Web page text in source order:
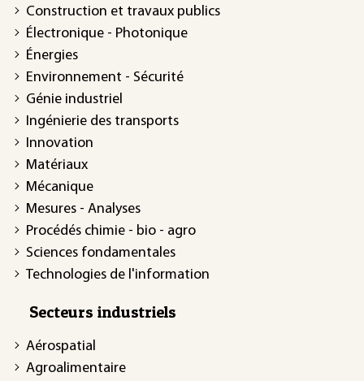
Construction et travaux publics
Électronique - Photonique
Énergies
Environnement - Sécurité
Génie industriel
Ingénierie des transports
Innovation
Matériaux
Mécanique
Mesures - Analyses
Procédés chimie - bio - agro
Sciences fondamentales
Technologies de l'information
Secteurs industriels
Aérospatial
Agroalimentaire